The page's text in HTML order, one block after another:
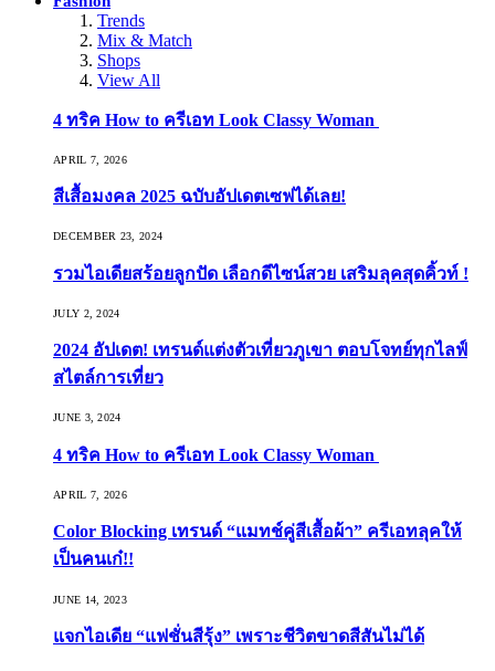
Trends
Mix & Match
Shops
View All
4 ทริค How to ครีเอท Look Classy Woman
APRIL 7, 2026
สีเสื้อมงคล 2025 ฉบับอัปเดตเซฟได้เลย!
DECEMBER 23, 2024
รวมไอเดียสร้อยลูกปัด เลือกดีไซน์สวย เสริมลุคสุดคิ้วท์ !
JULY 2, 2024
2024 อัปเดต! เทรนด์แต่งตัวเที่ยวภูเขา ตอบโจทย์ทุกไลฟ์
สไตล์การเที่ยว
JUNE 3, 2024
4 ทริค How to ครีเอท Look Classy Woman
APRIL 7, 2026
Color Blocking เทรนด์ “แมทช์คู่สีเสื้อผ้า” ครีเอทลุคให้
เป็นคนเก๋!!
JUNE 14, 2023
แจกไอเดีย “แฟชั่นสีรุ้ง” เพราะชีวิตขาดสีสันไม่ได้